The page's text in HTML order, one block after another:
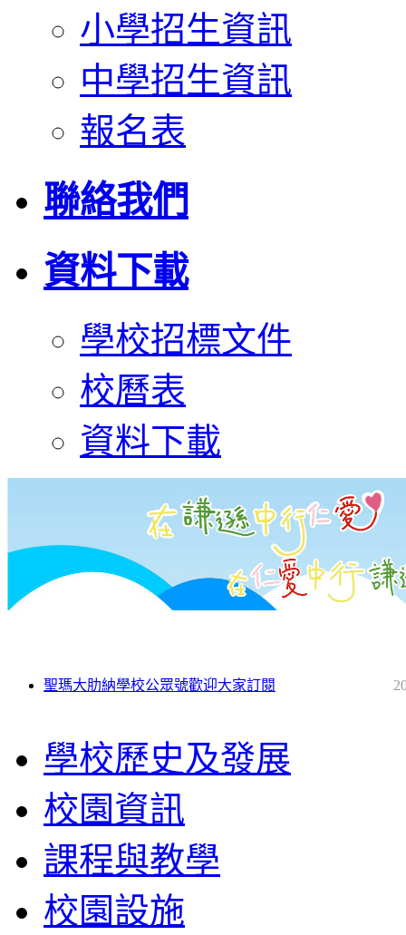
小學招生資訊
中學招生資訊
報名表
聯絡我們
資料下載
學校招標文件
校曆表
資料下載
聖瑪大肋納學校公眾號歡迎大家訂閱
學校歷史及發展
校園資訊
課程與教學
校園設施